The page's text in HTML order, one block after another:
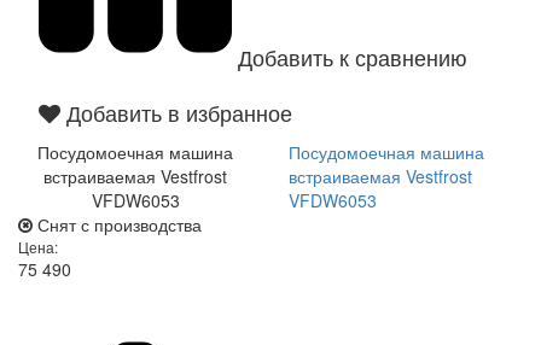
Добавить к сравнению
Добавить в избранное
Посудомоечная машина
встраиваемая Vestfrost
VFDW6053
Посудомоечная машина
встраиваемая Vestfrost
VFDW6053
Снят с производства
Цена:
75 490